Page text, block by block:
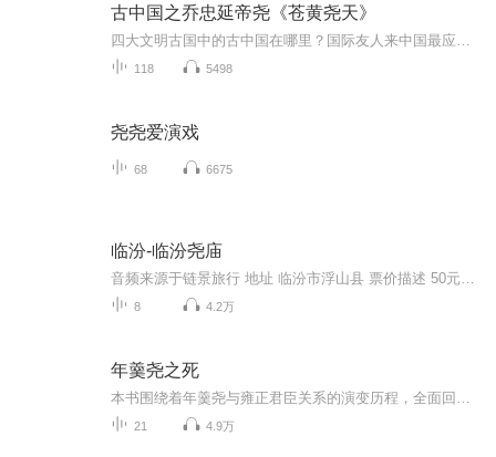
古中国之乔忠延帝尧《苍黄尧天》
118 5498
尧尧爱演戏
68 6675
临汾-临汾尧庙
8 4.2万
年羹尧之死
21 4.9万